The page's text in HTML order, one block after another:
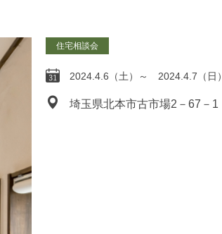
住宅相談会
2024.4.6（土）～ 2024.4.7（日）
埼玉県北本市古市場2－67－1